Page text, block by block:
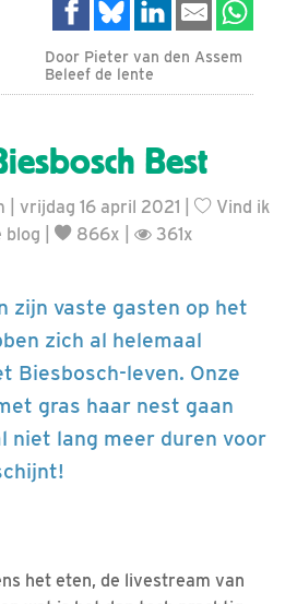
Door Pieter van den Assem
Beleef de lente
Best
vrijdag 16 april 2021 |
Vind ik
blog 866x | 361x
zijn vaste gasten op het
zich al helemaal
Biesbosch-leven. Onze
gras haar nest gaan
niet lang meer duren voor
het eten, de livestream van